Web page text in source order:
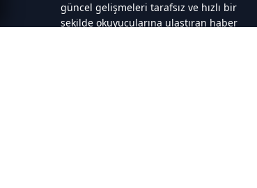
güncel gelişmeleri tarafsız ve hızlı bir
şekilde okuyucularına ulaştıran haber